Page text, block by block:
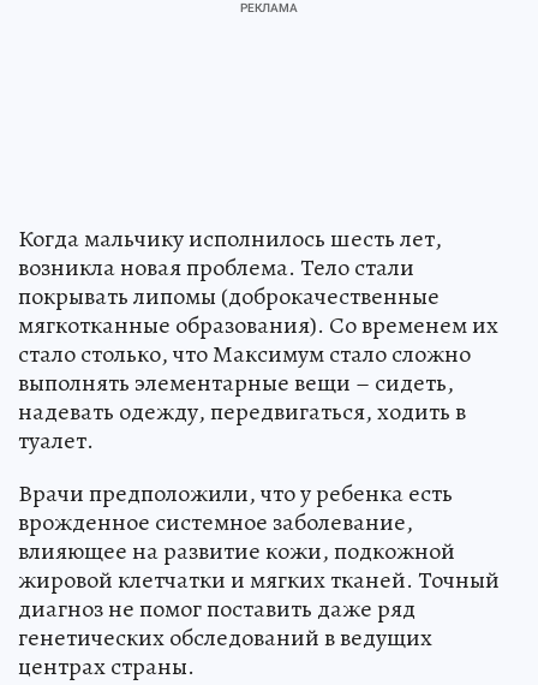
Когда мальчику исполнилось шесть лет,
возникла новая проблема. Тело стали
покрывать липомы (доброкачественные
мягкотканные образования). Со временем их
стало столько, что Максимум стало сложно
выполнять элементарные вещи – сидеть,
надевать одежду, передвигаться, ходить в
туалет.
Врачи предположили, что у ребенка есть
врожденное системное заболевание,
влияющее на развитие кожи, подкожной
жировой клетчатки и мягких тканей. Точный
диагноз не помог поставить даже ряд
генетических обследований в ведущих
центрах страны.